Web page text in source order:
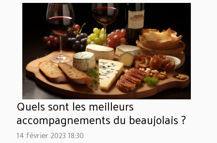
Quels sont les meilleurs
accompagnements du beaujolais ?
14 février 2023 18:30